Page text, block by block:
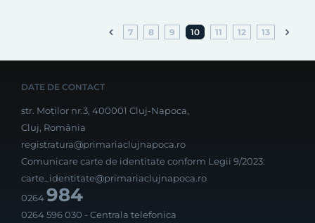
7 8 9 10 11 12 13
DATE DE CONTACT
str. Moților nr.3, 400001 Cluj-Napoca,
Cluj, România
registratura@primariaclujnapoca.ro
Comunicare carte de identitate conform Legii 9/2023:
carte_identitate@primariaclujnapoca.ro
0264984
0264 596 030 - Centrala telefonica